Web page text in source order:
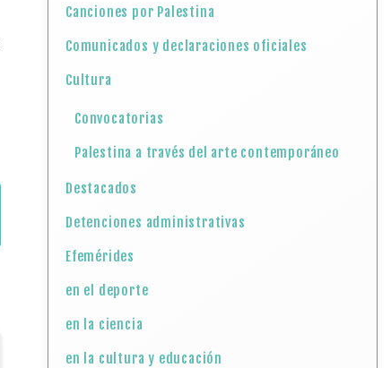
Canciones por Palestina
Comunicados y declaraciones oficiales
Cultura
Convocatorias
Palestina a través del arte contemporáneo
Destacados
Detenciones administrativas
Efemérides
en el deporte
en la ciencia
en la cultura y educación